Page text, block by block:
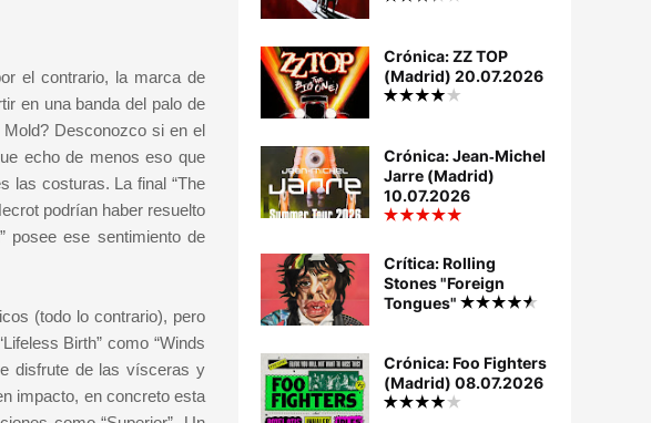
el contrario, la marca de
en una banda del palo de
Desconozco si en el
echo de menos eso que
las costuras. La final “The
podrían haber resuelto
posee ese sentimiento de
(todo lo contrario), pero
Birth” como “Winds
disfrute de las vísceras y
impacto, en concreto esta
Crónica: ZZ TOP
(Madrid) 20.07.2026
Crónica: Jean‐Michel
Jarre (Madrid)
10.07.2026
Crítica: Rolling
Stones "Foreign
Tongues"
Crónica: Foo Fighters
(Madrid) 08.07.2026